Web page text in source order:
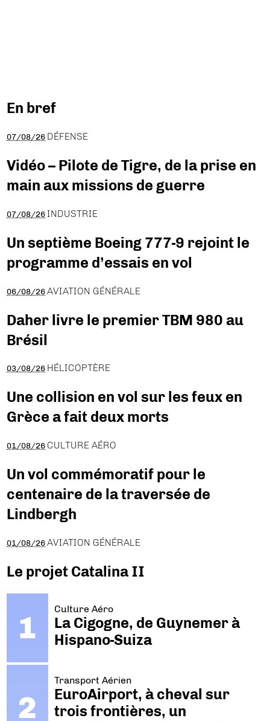
En bref
07/08/26 DÉFENSE
Vidéo – Pilote de Tigre, de la prise en
main aux missions de guerre
07/08/26 INDUSTRIE
Un septième Boeing 777-9 rejoint le
programme d’essais en vol
06/08/26 AVIATION GÉNÉRALE
Daher livre le premier TBM 980 au
Brésil
03/08/26 HÉLICOPTÈRE
Une collision en vol sur les feux en
Grèce a fait deux morts
01/08/26 CULTURE AÉRO
Un vol commémoratif pour le
centenaire de la traversée de
Lindbergh
01/08/26 AVIATION GÉNÉRALE
Le projet Catalina II
Culture Aéro
La Cigogne, de Guynemer à
Hispano-Suiza
Transport Aérien
EuroAirport, à cheval sur
trois frontières, un